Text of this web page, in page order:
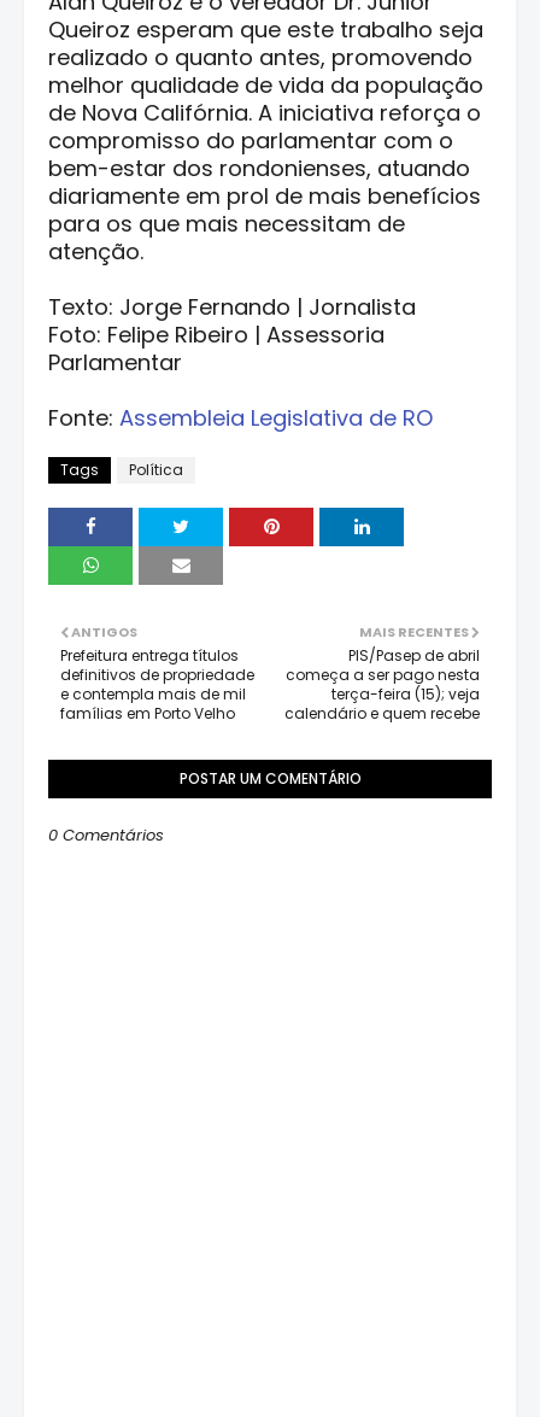
Queiroz esperam que este trabalho seja
realizado o quanto antes, promovendo
melhor qualidade de vida da população
de Nova Califórnia. A iniciativa reforça o
compromisso do parlamentar com o
bem-estar dos rondonienses, atuando
diariamente em prol de mais benefícios
para os que mais necessitam de
atenção.
Texto: Jorge Fernando | Jornalista
Foto: Felipe Ribeiro | Assessoria
Parlamentar
Fonte: Assembleia Legislativa de RO
Tags Política
MAIS RECENTES
PIS/Pasep de abril
começa a ser pago nesta
terça-feira (15); veja
calendário e quem recebe
ANTIGOS
Prefeitura entrega títulos
definitivos de propriedade
e contempla mais de mil
famílias em Porto Velho
POSTAR UM COMENTÁRIO
0 Comentários